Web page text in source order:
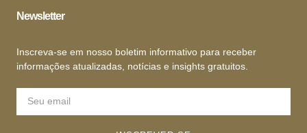
Newsletter
Inscreva-se em nosso boletim informativo para receber
informações atualizadas, notícias e insights gratuitos.